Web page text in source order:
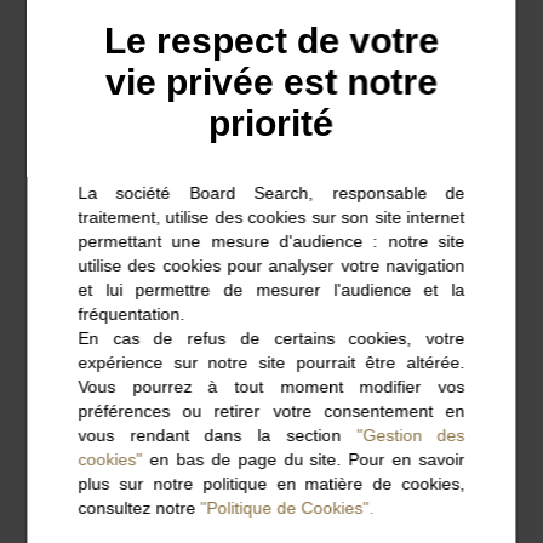
job de création » (réflexion, partage avec les autres,
idées soumises, conseils informels, etc…). Dans le
premier cas, incontestablement et la plupart du
rendement. Dans le deuxième cas, le télétravail est
très défavorable et supprime presque entièrement
cet « apport » du « être ensemble » (une étude
menée à Stanford montre que « les outils de
communication à distance ont un impact négatif sur
la capacité de divergence et de créativité des
équipes »). On pourrait considérer que la solution
est évidente : on organise notre temps de travail en
télétravail pour la « production » et du « présentiel »
Le respect de votre
vie privée est notre
priorité
La société Board Search, responsable de
traitement, utilise des cookies sur son site internet
permettant une mesure d'audience : notre site
utilise des cookies pour analyser votre navigation
et lui permettre de mesurer l'audience et la
fréquentation.
En cas de refus de certains cookies, votre
expérience sur notre site pourrait être altérée.
Vous pourrez à tout moment modifier vos
préférences ou retirer votre consentement en
vous rendant dans la section "Gestion des
cookies"en bas de page du site. Pour en savoir
plus sur notre politique en matière de cookies,
consultez notre"Politique de Cookies".